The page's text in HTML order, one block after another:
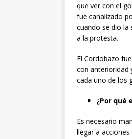
que ver con el
fue canalizado
cuando se dio la
a la protesta.
El Cordobazo
con anterioridad
cada uno de los
¿Por qué
Es necesario
llegar a